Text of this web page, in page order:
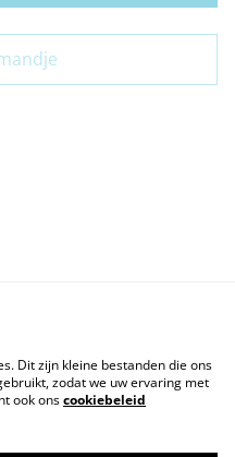
Dit zijn kleine bestanden die ons
zodat we uw ervaring met
ook onscookiebeleid